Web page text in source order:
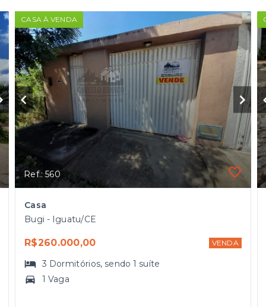
CASA À VENDA
Ref.: 560
Casa
Bugi - Iguatu/CE
R$260.000,00 VENDA
3 Dormitórios, sendo1 suíte
1 Vaga